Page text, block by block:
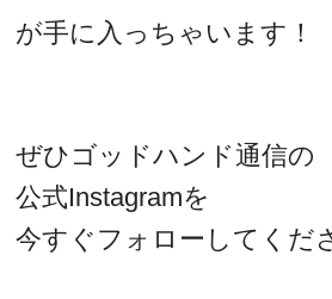
が手に入っちゃいます！
ぜひゴッドハンド通信の
公式Instagramを
今すぐフォローしてくだ